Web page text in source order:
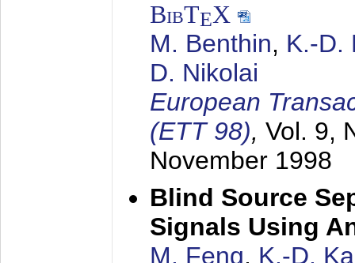
BibTEX
M. Benthin, K.-D.
D. Nikolai
European
(ETT 98), Vol. 9,
November 1998
Blind Source
Signals Using
M. Feng, K.-D.